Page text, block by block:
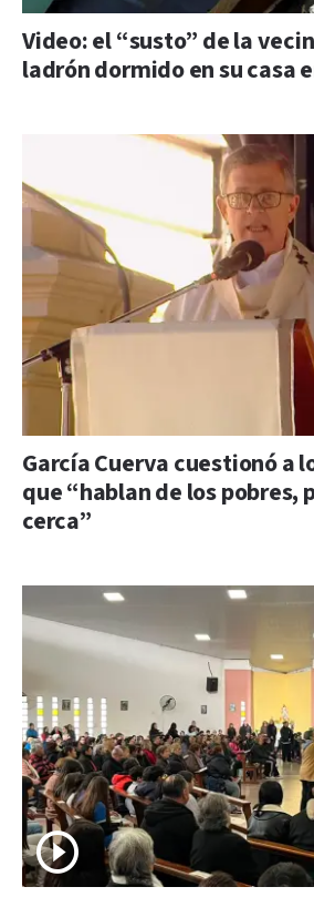
Video: el “susto” de la
ladrón dormido en su casa
García Cuerva cuestionó a
que “hablan de los pobres,
cerca”